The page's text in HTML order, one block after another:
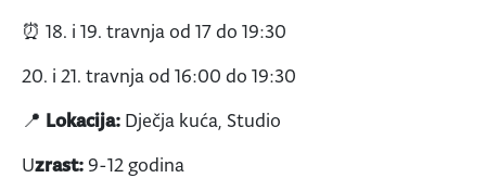
⏰ 18. i 19. travnja od 17 do 19:30
20. i 21. travnja od 16:00 do 19:30
📍 Lokacija: Dječja kuća, Studio
Uzrast: 9-12 godina